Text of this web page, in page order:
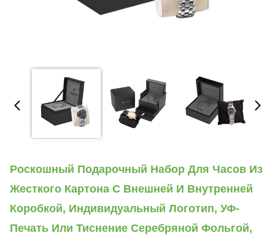
Роскошный Подарочный Набор Для Часов Из
Жесткого Картона С Внешней И Внутренней
Коробкой, Индивидуальный Логотип, УФ-
Печать Или Тиснение Серебряной Фольгой,